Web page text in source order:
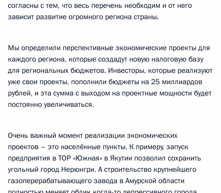
согласны с тем, что весь перечень необходим и от него
зависит развитие огромного региона страны.
Мы определили перспективные экономические проекты для
каждого региона, которые создадут новую налоговую базу
для региональных бюджетов. Инвесторы, которые реализуют
уже свои проекты, пополнили бюджеты на 25 миллиардов
рублей, и эта сумма с выходом на проектные мощности будет
постоянно увеличиваться.
Очень важный момент реализации экономических
проектов – это населённые пункты. К примеру, запуск
предприятия в ТОР «Южная» в Якутии позволил сохранить
угольный город Нерюнгри. А строительство крупнейшего
газоперерабатывающего завода в Амурской области